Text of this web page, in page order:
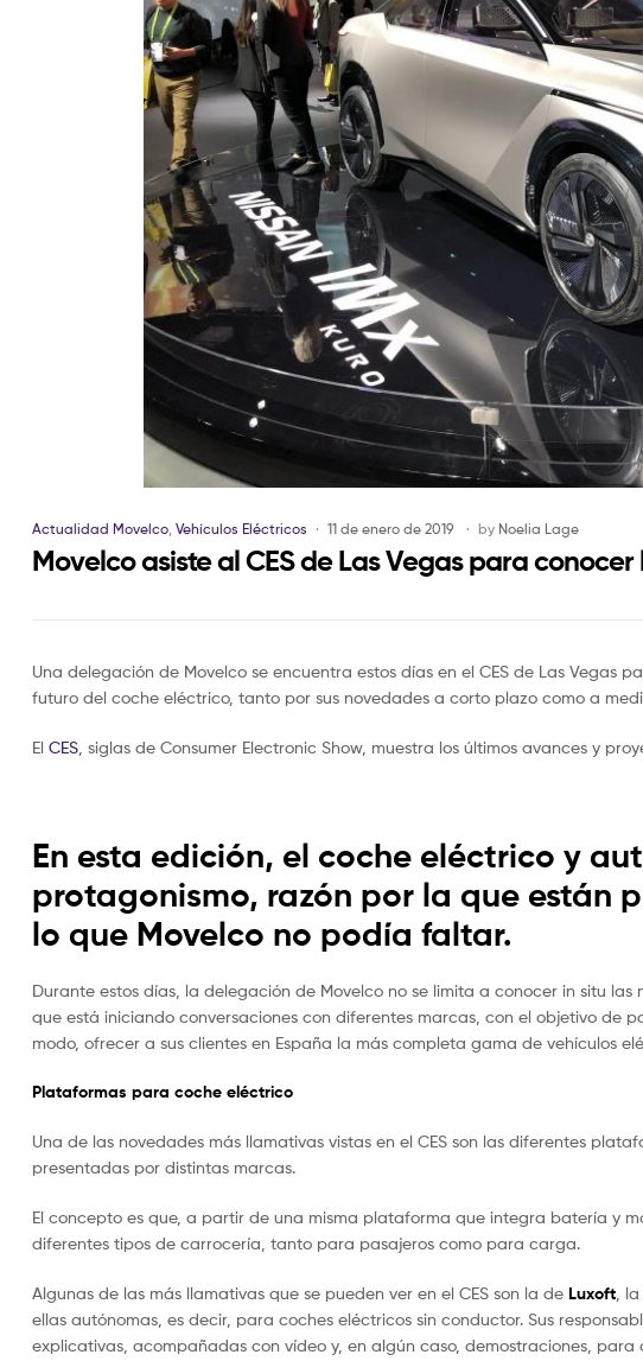
Actualidad Movelco Vehículos Eléctricos 11 de enero de 2019 by Noelia Lage
Movelco asiste al CES de Las Vegas para
Una delegación de Movelco se encuentra estos días en el CES de Las Vegas
futuro del coche eléctrico, tanto por sus novedades a corto plazo como a
El CES , siglas de Consumer Electronic Show, muestra los últimos avances y
En esta edición, el coche eléctrico y
protagonismo, razón por la que están
lo que Movelco no podía faltar.
Durante estos días, la delegación de Movelco no se limita a conocer in situ las
que está iniciando conversaciones con diferentes marcas, con el objetivo de
modo, ofrecer a sus clientes en España la más completa gama de vehículos
Plataformas para coche eléctrico
Una de las novedades más llamativas vistas en el CES son las diferentes
presentadas por distintas marcas.
El concepto es que, a partir de una misma plataforma que integra batería y
diferentes tipos de carrocería, tanto para pasajeros como para carga.
Algunas de las más llamativas que se pueden ver en el CES son la de Luxoft ,
ellas autónomas, es decir, para coches eléctricos sin conductor. Sus
explicativas, acompañadas con vídeo y, en algún caso, demostraciones, para